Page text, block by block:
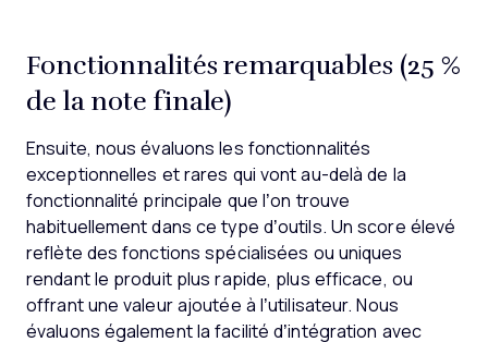
Fonctionnalités remarquables (25 %
de la note finale)
Ensuite, nous évaluons les fonctionnalités
exceptionnelles et rares qui vont au-delà de la
fonctionnalité principale que l’on trouve
habituellement dans ce type d’outils. Un score élevé
reflète des fonctions spécialisées ou uniques
rendant le produit plus rapide, plus efficace, ou
offrant une valeur ajoutée à l’utilisateur. Nous
évaluons également la facilité d’intégration avec